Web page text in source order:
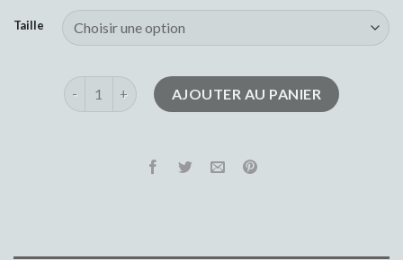
Taille
quantité de jean taille basse femme
AJOUTER AU PANIER